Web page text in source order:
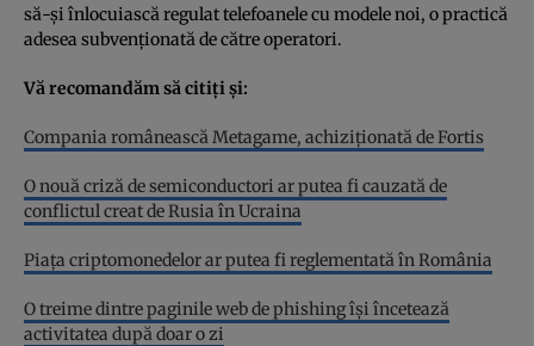
să-și înlocuiască regulat telefoanele cu modele noi, o practică
adesea subvenționată de către operatori.
Vă recomandăm să citiți și:
Compania românească Metagame, achiziționată de Fortis
O nouă criză de semiconductori ar putea fi cauzată de
conflictul creat de Rusia în Ucraina
Piața criptomonedelor ar putea fi reglementată în România
O treime dintre paginile web de phishing își încetează
activitatea după doar o zi